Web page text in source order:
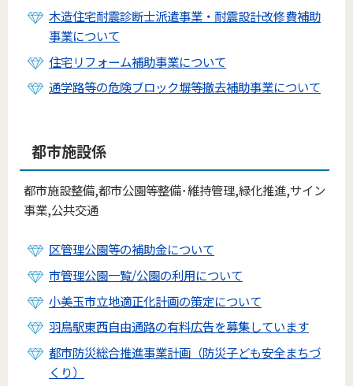
木造住宅耐震診断士派遣事業・耐震設計改修費補助
事業について
住宅リフォーム補助事業について
通学路等の危険ブロック塀等撤去補助事業について
都市施設係
都市施設整備,都市公園等整備･維持管理,緑化推進,サイン
事業,公共交通
区管理公園等の補助金について
市管理公園一覧/公園の利用について
小美玉市立地適正化計画の策定について
羽鳥駅東西自由通路の有料広告を募集しています
都市防災総合推進事業計画（防災子ども安全まちづ
くり）